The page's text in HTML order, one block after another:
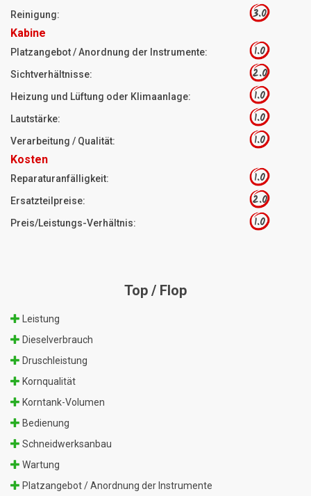
Reinigung: 3.0
Kabine
Platzangebot / Anordnung der Instrumente: 1.0
Sichtverhältnisse: 2.0
Heizung und Lüftung oder Klimaanlage: 1.0
Lautstärke: 1.0
Verarbeitung / Qualität: 1.0
Kosten
Reparaturanfälligkeit: 1.0
Ersatzteilpreise: 2.0
Preis/Leistungs-Verhältnis: 1.0
Top / Flop
Leistung
Dieselverbrauch
Druschleistung
Kornqualität
Korntank-Volumen
Bedienung
Schneidwerksanbau
Wartung
Platzangebot / Anordnung der Instrumente